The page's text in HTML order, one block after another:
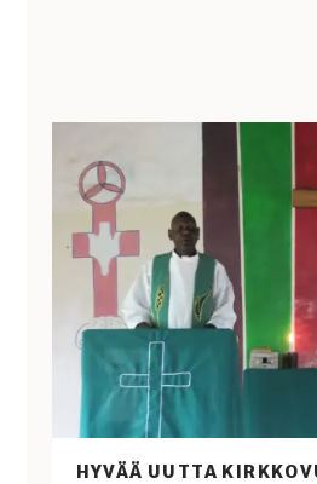
HYVÄÄ UUTTA